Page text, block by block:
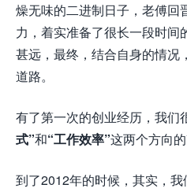
燥无味的二进制日子，老傅回
力，着实准备了很长一段时间
甚远，最终，结合自身的情况
道路。
有了第一次的创业经历，我们
式”和“工作效率”这两个方向
到了2012年的时候，其实，我